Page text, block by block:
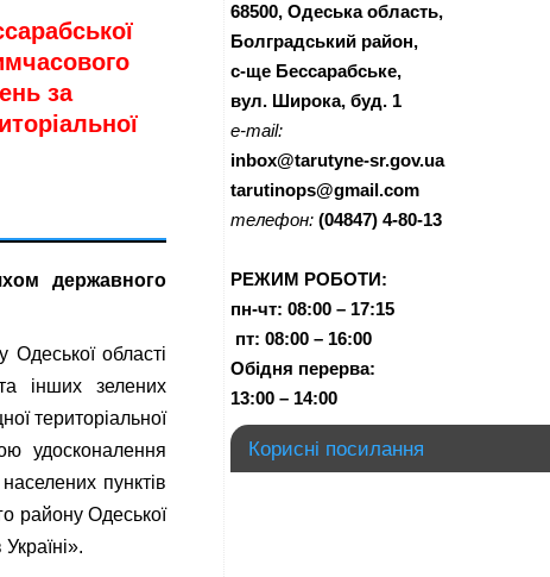
за
державного
області
інших зелених
територіальної
удосконалення
пунктів
району Одеської
68500, Одеська область,
Болградський район,
с-ще Бессарабське,
вул. Широка, буд. 1
e-mail:
inbox@tarutyne-sr.gov.ua
tarutinops@gmail.com
телефон: (04847) 4-80-13
РЕЖИМ РОБОТИ:
пн-чт: 08:00 – 17:15
пт: 08:00 – 16:00
Обідня перерва:
13:00 – 14:00
Корисні посилання